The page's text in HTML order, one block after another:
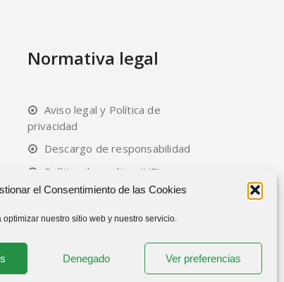
el Consentimiento de las Cookies
nuestro sitio web y nuestro servicio.
Denegado Ver preferencias
Normativa legal
Aviso legal y Política de
privacidad
Descargo de responsabilidad
Política de cookies (UE)